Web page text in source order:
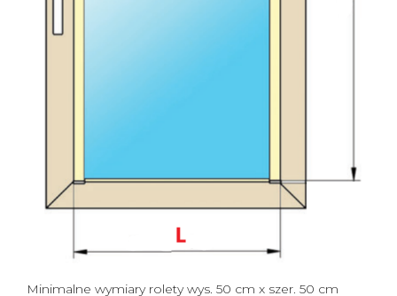
Minimalne wymiary rolety wys. 50 cm x szer. 50 cm